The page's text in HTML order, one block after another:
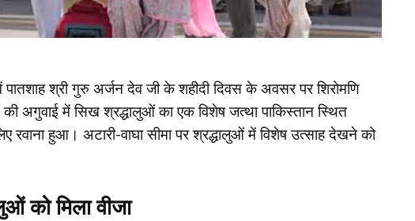
पातशाह श्री गुरु अर्जन देव जी के शहीदी दिवस के अवसर पर शिरोमणि
की अगुवाई में सिख श्रद्धालुओं का एक विशेष जत्था पाकिस्तान स्थित
रवाना हुआ। अटारी-वाघा सीमा पर श्रद्धालुओं में विशेष उत्साह देखने को
को मिला वीजा